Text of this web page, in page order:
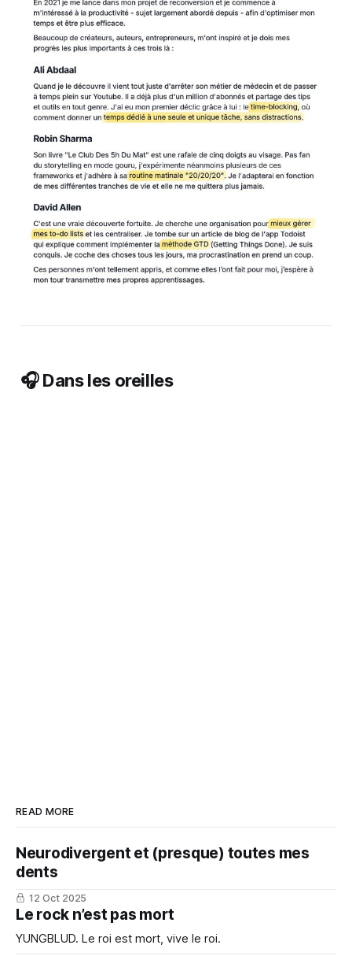
🎧 Dans les oreilles
READ MORE
Neurodivergent et (presque) toutes mes
dents
12 Oct 2025
Le rock n’est pas mort
YUNGBLUD. Le roi est mort, vive le roi.